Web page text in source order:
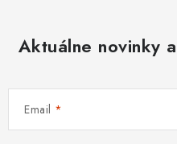
Aktuálne novinky
Email